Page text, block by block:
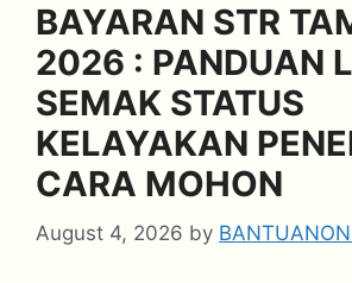
BAYARAN STR
2026 : PANDUAN
SEMAK STATUS
KELAYAKAN
CARA MOHON
August 4, 2026 by